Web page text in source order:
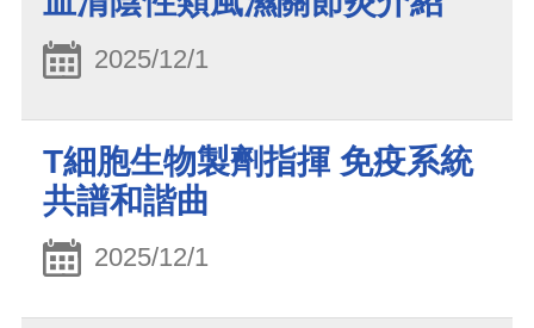
2025/12/1
T細胞生物製劑指揮 免疫系統
共譜和諧曲
2025/12/1